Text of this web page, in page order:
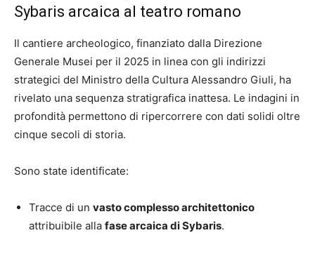
Sybaris arcaica al teatro romano
Il cantiere archeologico, finanziato dalla Direzione
Generale Musei per il 2025 in linea con gli indirizzi
strategici del Ministro della Cultura Alessandro Giuli, ha
rivelato una sequenza stratigrafica inattesa. Le indagini in
profondità permettono di ripercorrere con dati solidi oltre
cinque secoli di storia.
Sono state identificate:
Tracce di un vasto complesso architettonico
attribuibile alla fase arcaica di Sybaris.